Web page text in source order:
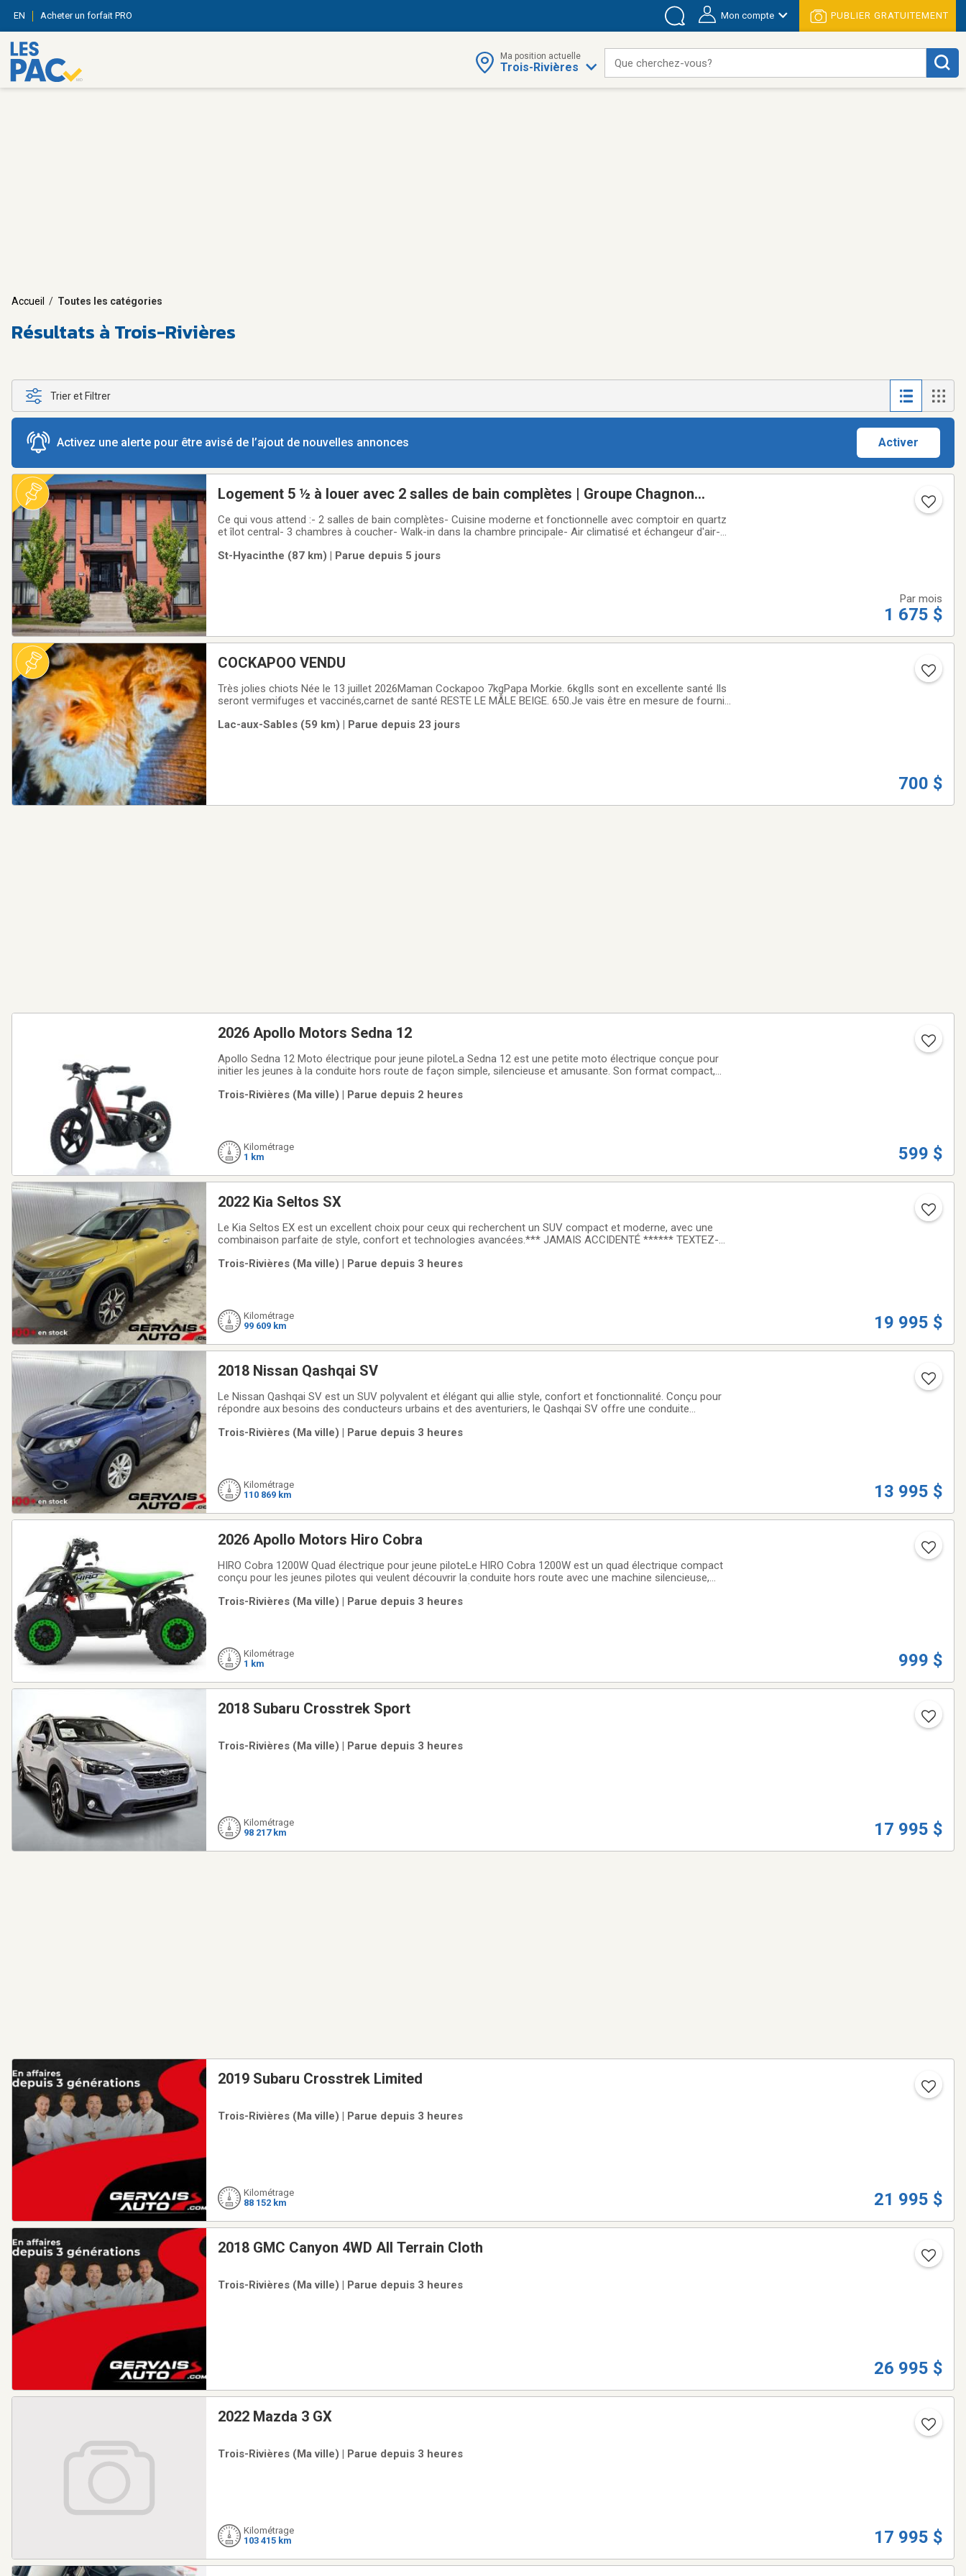
EN Acheter un forfait PRO Mon compte PUBLIER GRATUITEMENT
Ma position actuelle
Trois-Rivières Que cherchez-vous?
Accueil / Toutes les catégories
Résultats à Trois-Rivières
Trier et Filtrer
Activez une alerte pour être avisé de l’ajout de nouvelles annonces Activer
Logement 5 ½ à louer avec 2 salles de bain complètes | Groupe Chagnon
Ce qui vous attend :- 2 salles de bain complètes- Cuisine moderne et fonctionnelle avec comptoir en quartz
et îlot central- 3 chambres à coucher- Walk-in dans la chambre principale- Air climatisé et échangeur d'air-
l’autoroute 20 et du centre-ville, ce
St-Hyacinthe (87 km) | Parue depuis 5 jours
Par mois
1 675 $
COCKAPOO VENDU
Très jolies chiots Née le 13 juillet 2026Maman Cockapoo 7kgPapa Morkie. 6kgIls sont en excellente santé Ils
seront vermifuges et vaccinés,carnet de santé RESTE LE MÂLE BEIGE. 650.Je vais être en mesure de fournir
Lac-aux-Sables (59 km) | Parue depuis 23 jours
700 $
2026 Apollo Motors Sedna 12
Apollo Sedna 12 Moto électrique pour jeune piloteLa Sedna 12 est une petite moto électrique conçue pour
initier les jeunes à la conduite hors route de façon simple, silencieuse et amusante. Son format compact,
confiance.Équipée dun moteur
Trois-Rivières (Ma ville) | Parue depuis 2 heures
Kilométrage
1 km
599 $
2022 Kia Seltos SX
Le Kia Seltos EX est un excellent choix pour ceux qui recherchent un SUV compact et moderne, avec une
combinaison parfaite de style, confort et technologies avancées.*** JAMAIS ACCIDENTÉ ****** TEXTEZ-
sur place inspectés et garantis *** le meilleur choix
Trois-Rivières (Ma ville) | Parue depuis 3 heures
Kilométrage
99 609 km
19 995 $
2018 Nissan Qashqai SV
Le Nissan Qashqai SV est un SUV polyvalent et élégant qui allie style, confort et fonctionnalité. Conçu pour
répondre aux besoins des conducteurs urbains et des aventuriers, le Qashqai SV offre une conduite
présente des lignes dynamiques et
Trois-Rivières (Ma ville) | Parue depuis 3 heures
Kilométrage
110 869 km
13 995 $
2026 Apollo Motors Hiro Cobra
HIRO Cobra 1200W Quad électrique pour jeune piloteLe HIRO Cobra 1200W est un quad électrique compact
conçu pour les jeunes pilotes qui veulent découvrir la conduite hors route avec une machine silencieuse,
une batterie lithium 36V 13Ah, il offre
Trois-Rivières (Ma ville) | Parue depuis 3 heures
Kilométrage
1 km
999 $
2018 Subaru Crosstrek Sport
Trois-Rivières (Ma ville) | Parue depuis 3 heures
Kilométrage
98 217 km
17 995 $
2019 Subaru Crosstrek Limited
Trois-Rivières (Ma ville) | Parue depuis 3 heures
Kilométrage
88 152 km
21 995 $
2018 GMC Canyon 4WD All Terrain Cloth
Trois-Rivières (Ma ville) | Parue depuis 3 heures
26 995 $
2022 Mazda 3 GX
Trois-Rivières (Ma ville) | Parue depuis 3 heures
Kilométrage
103 415 km
17 995 $